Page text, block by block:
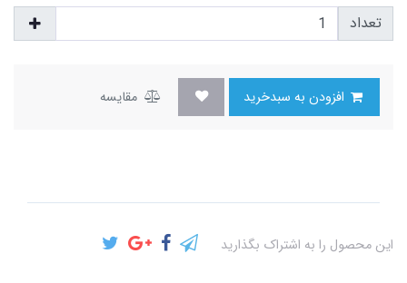
تعداد
افزودن به سبدخرید مقایسه
این محصول را به اشتراک بگذارید